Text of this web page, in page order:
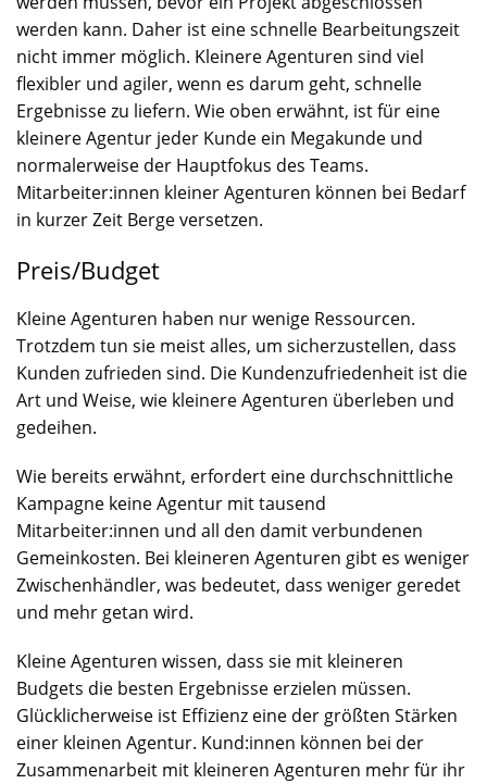
werden kann. Daher ist eine schnelle Bearbeitungszeit
nicht immer möglich. Kleinere Agenturen sind viel
flexibler und agiler, wenn es darum geht, schnelle
Ergebnisse zu liefern. Wie oben erwähnt, ist für eine
kleinere Agentur jeder Kunde ein Megakunde und
normalerweise der Hauptfokus des Teams.
Mitarbeiter:innen kleiner Agenturen können bei Bedarf
in kurzer Zeit Berge versetzen.
Preis/Budget
Kleine Agenturen haben nur wenige Ressourcen.
Trotzdem tun sie meist alles, um sicherzustellen, dass
Kunden zufrieden sind. Die Kundenzufriedenheit ist die
Art und Weise, wie kleinere Agenturen überleben und
gedeihen.
Wie bereits erwähnt, erfordert eine durchschnittliche
Kampagne keine Agentur mit tausend
Mitarbeiter:innen und all den damit verbundenen
Gemeinkosten. Bei kleineren Agenturen gibt es weniger
Zwischenhändler, was bedeutet, dass weniger geredet
und mehr getan wird.
Kleine Agenturen wissen, dass sie mit kleineren
Budgets die besten Ergebnisse erzielen müssen.
Glücklicherweise ist Effizienz eine der größten Stärken
einer kleinen Agentur. Kund:innen können bei der
Zusammenarbeit mit kleineren Agenturen mehr für ihr